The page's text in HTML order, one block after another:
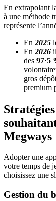
En extrapolant
à une méthode
représente
En 2025
En 2026
des 97·5
gros
premium
Megways
Adopter une
votre temps de
choisissez une
Gestion du